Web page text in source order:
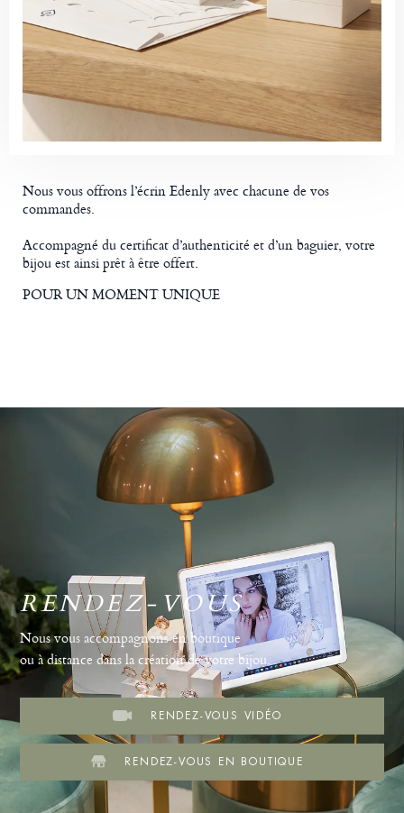
Nous vous offrons l’écrin Edenly avec chacune de vos
commandes.
Accompagné du certificat d’authenticité et d’un baguier, votre
bijou est ainsi prêt à être offert.
POUR UN MOMENT UNIQUE
RENDEZ-VOUS
Nous vous accompagnons en boutique
ou à distance dans la création de votre bijou.
RENDEZ-VOUS VIDÉO
RENDEZ-VOUS EN BOUTIQUE